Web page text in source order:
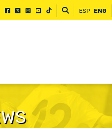
ESP ENG